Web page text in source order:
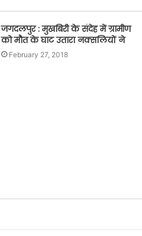
जगदलपुर : मुखबिरी के संदेह में ग्रामीण
को मौत के घाट उतारा नक्सलियों ने
February 27, 2018